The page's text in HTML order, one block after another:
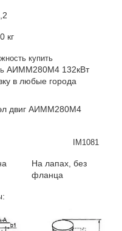
кг
купить
АИММ280М4 132кВт
в любые города
двиг АИММ280М4
IM1081
На лапах, без
фланца